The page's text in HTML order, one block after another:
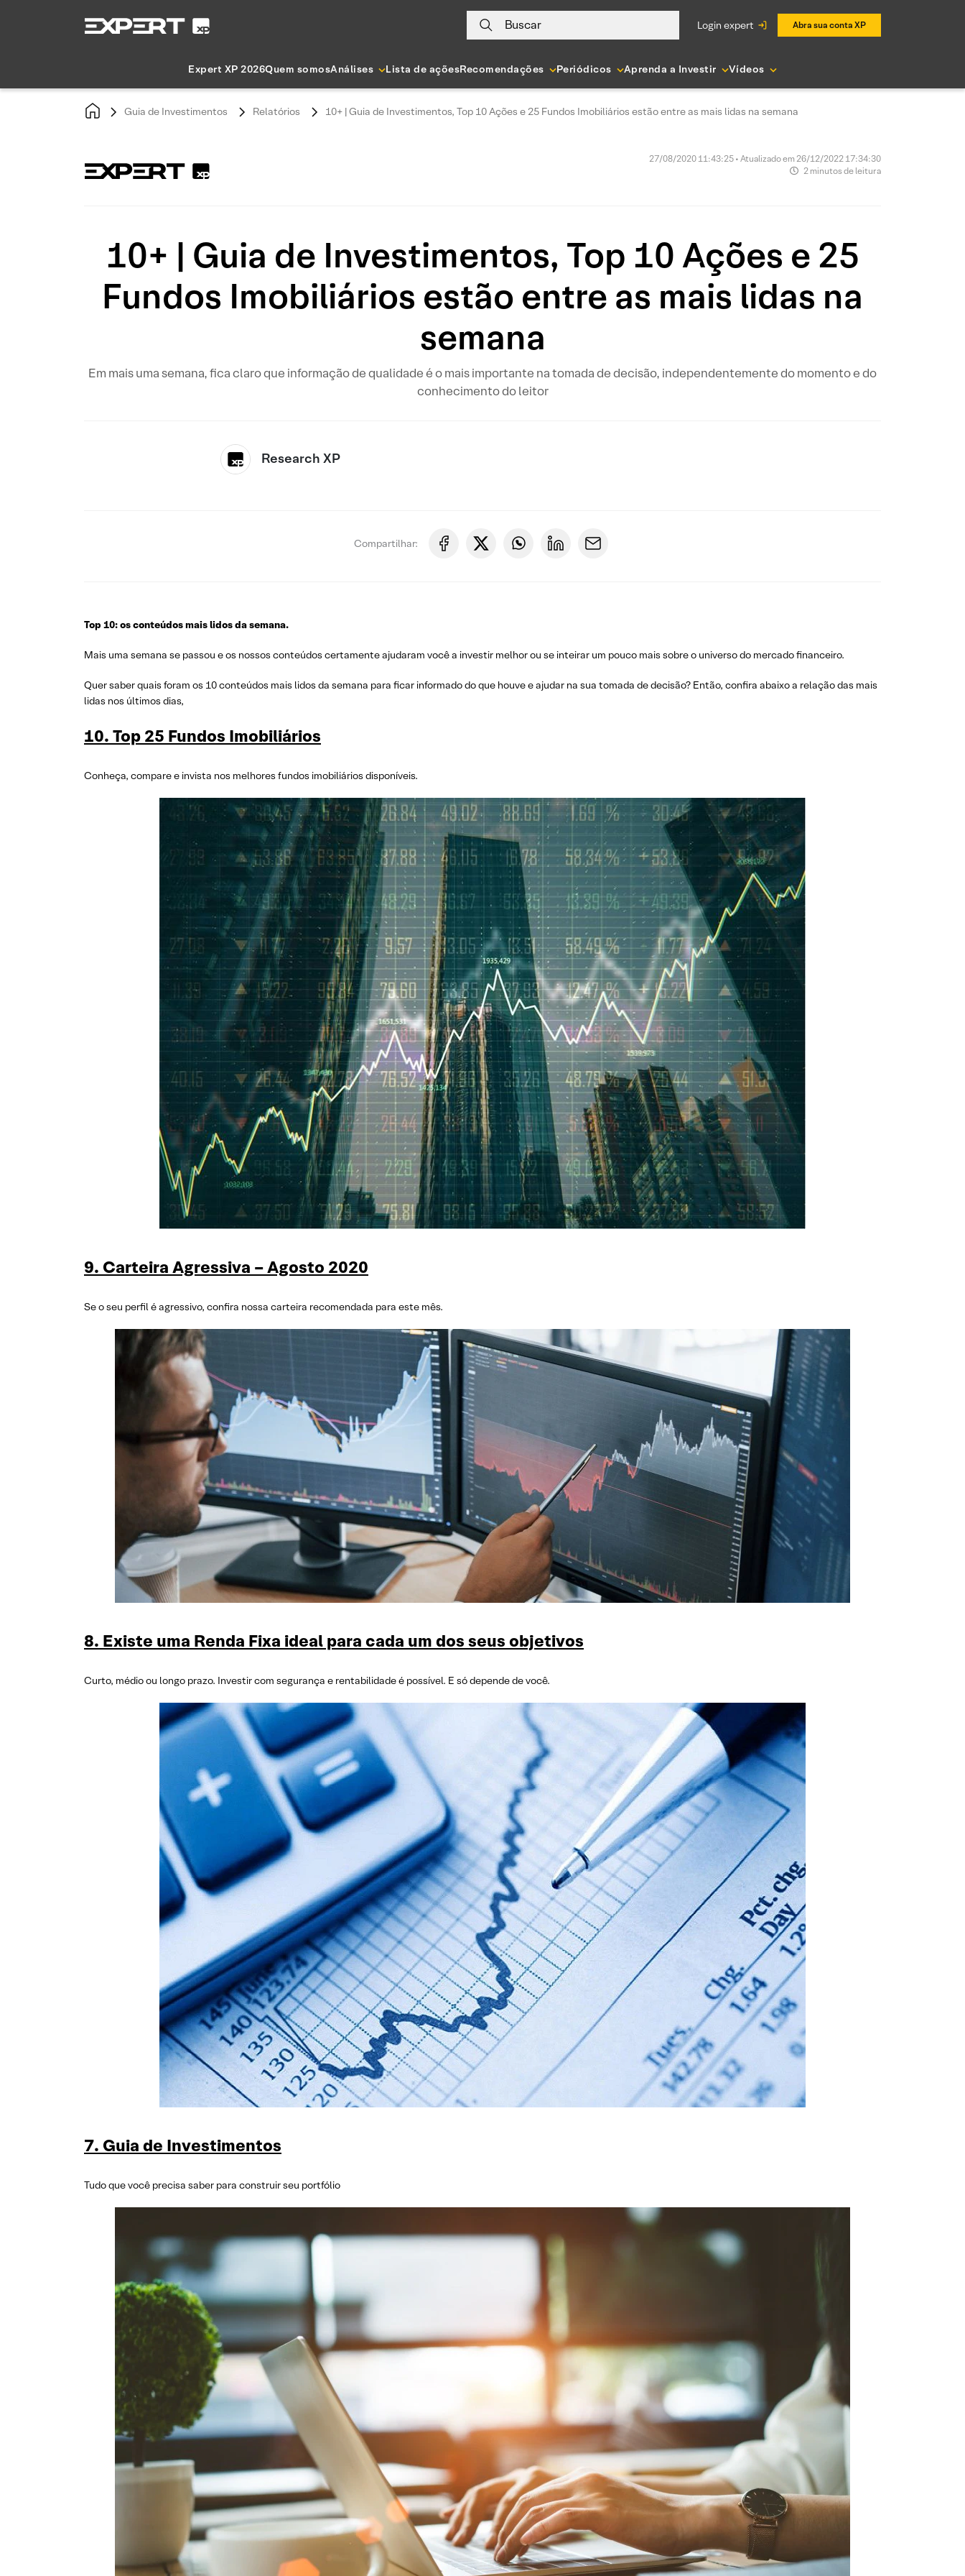
Buscar login expert Abra sua conta XP
Expert XP 2026Quem somosAnálises Lista de açõesRecomendações Periódicos Aprenda a Investir Vídeos
Guia de Investimentos Relatórios 10+ | Guia de Investimentos, Top 10 Ações e 25 Fundos Imobiliários estão entre as mais lidas na semana
27/08/2020 11:43:25 • Atualizado em 26/12/2022 17:34:30
2 minutos de leitura
10+ | Guia de Investimentos, Top 10 Ações e 25
Fundos Imobiliários estão entre as mais lidas na
semana
Em mais uma semana, fica claro que informação de qualidade é o mais importante na tomada de decisão, independentemente do momento e do
conhecimento do leitor
Research XP
Compartilhar:
Top 10: os conteúdos mais lidos da semana.
Mais uma semana se passou e os nossos conteúdos certamente ajudaram você a investir melhor ou se inteirar um pouco mais sobre o universo do mercado financeiro.
Quer saber quais foram os 10 conteúdos mais lidos da semana para ficar informado do que houve e ajudar na sua tomada de decisão? Então, confira abaixo a relação das mais
lidas nos últimos dias,
10. Top 25 Fundos Imobiliários
Conheça, compare e invista nos melhores fundos imobiliários disponíveis.
9. Carteira Agressiva – Agosto 2020
Se o seu perfil é agressivo, confira nossa carteira recomendada para este mês.
8. Existe uma Renda Fixa ideal para cada um dos seus objetivos
Curto, médio ou longo prazo. Investir com segurança e rentabilidade é possível. E só depende de você.
7. Guia de Investimentos
Tudo que você precisa saber para construir seu portfólio